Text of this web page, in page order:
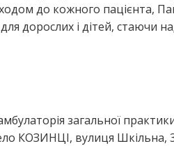
до кожного пацієнта,
дорослих і дітей, стаючи
загальної
КОЗИНЦІ, вулиця Шкільна,